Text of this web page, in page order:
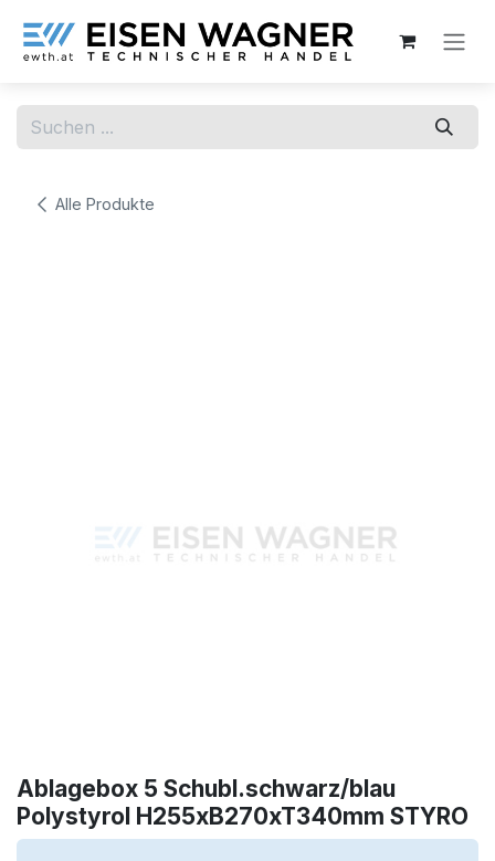
Alle Produkte
Ablagebox 5 Schubl.schwarz/blau
Polystyrol H255xB270xT340mm STYRO